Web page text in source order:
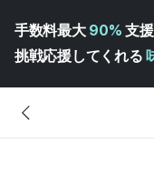
手数料最大 90% 支
挑戦応援してくれる